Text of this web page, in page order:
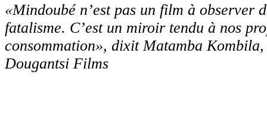
«Mindoubé n’est pas un film à observer
fatalisme. C’est un miroir tendu à nos
consommation», dixit Matamba
Dougantsi Films